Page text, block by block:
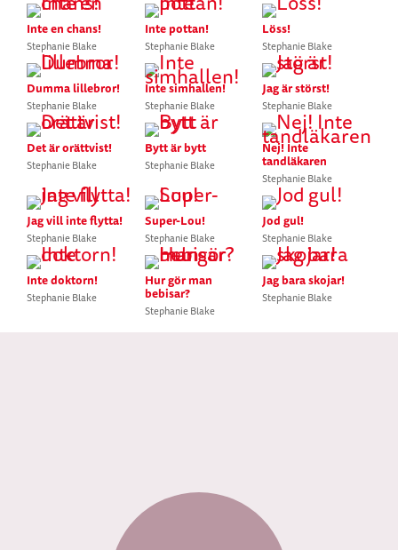
Inte en chans!
Stephanie Blake
Inte pottan!
Stephanie Blake
Löss!
Stephanie Blake
Dumma lillebror!
Stephanie Blake
Inte simhallen!
Stephanie Blake
Jag är störst!
Stephanie Blake
Det är orättvist!
Stephanie Blake
Bytt är bytt
Stephanie Blake
Nej! Inte
tandläkaren
Stephanie Blake
Jag vill inte flytta!
Stephanie Blake
Super-Lou!
Stephanie Blake
Jod gul!
Stephanie Blake
Inte doktorn!
Stephanie Blake
Hur gör man
bebisar?
Stephanie Blake
Jag bara skojar!
Stephanie Blake